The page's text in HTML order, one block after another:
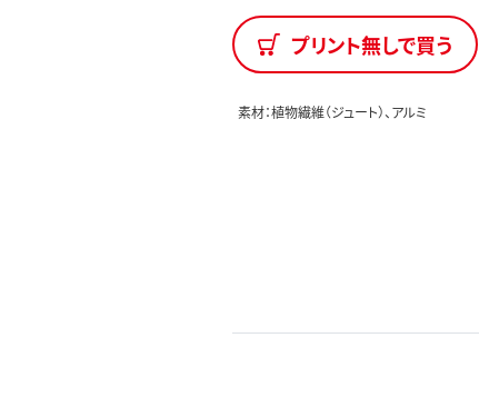
プリント無しで買う
素材：植物繊維（ジュート）、アルミ